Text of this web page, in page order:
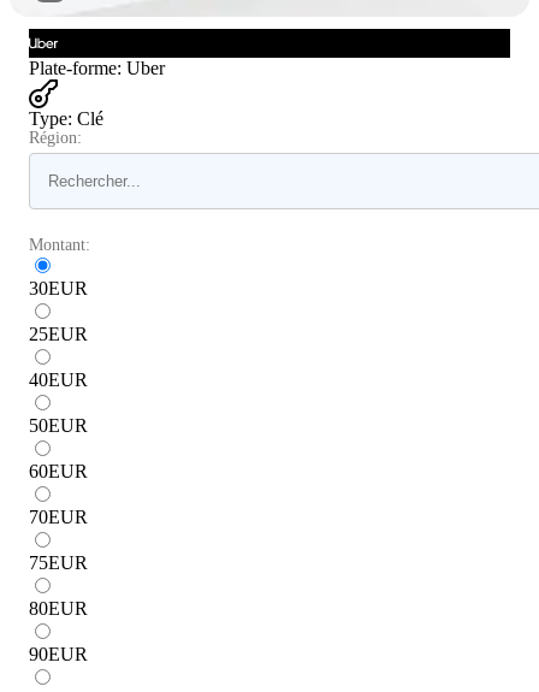
Plate-forme: Uber
Type: Clé
Région:
Montant:
30EUR
25EUR
40EUR
50EUR
60EUR
70EUR
75EUR
80EUR
90EUR